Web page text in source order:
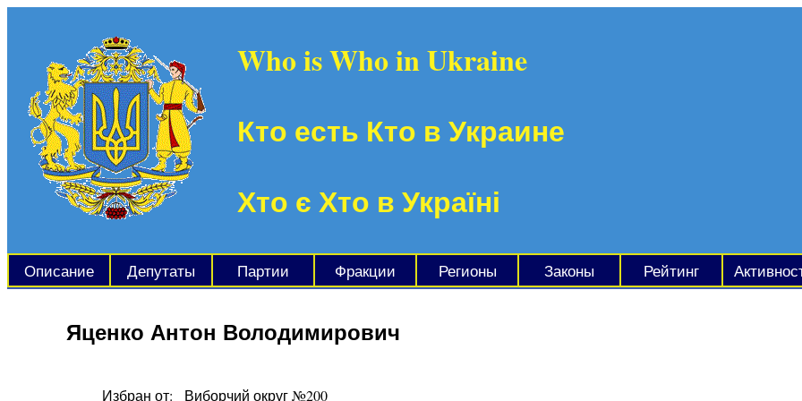
Who is Who in Ukraine
Кто есть Кто в Украине
Хто є Хто в Україні
Описание Депутаты Партии Фракции Регионы Законы Рейтинг
Яценко Антон Володимирович
Избран от:
Виборчий округ №200